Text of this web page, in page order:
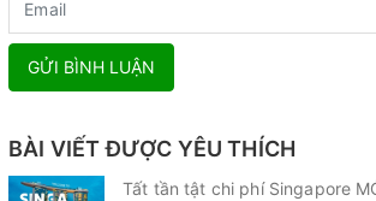
GỬI BÌNH LUẬN
BÀI VIẾT ĐƯỢC YÊU THÍCH
Tất tần tật chi phí Singapore